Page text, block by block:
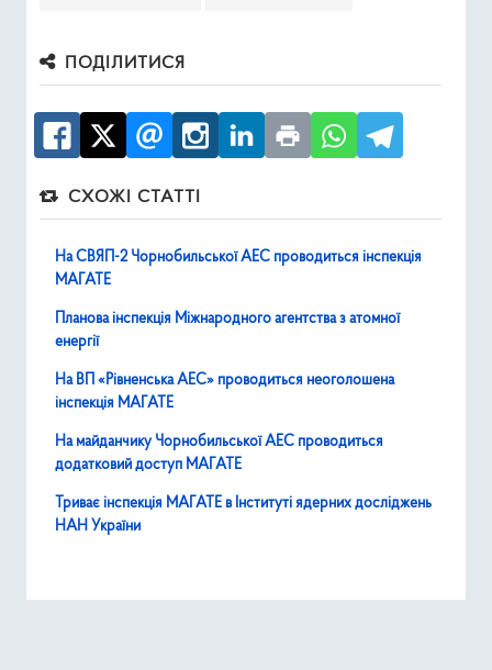
ПОДІЛИТИСЯ
СХОЖІ СТАТТІ
На СВЯП-2 Чорнобильської АЕС проводиться інспекція
МАГАТЕ
Планова інспекція Міжнародного агентства з атомної
енергії
На ВП «Рівненська АЕС» проводиться неоголошена
інспекція МАГАТЕ
На майданчику Чорнобильської АЕС проводиться
додатковий доступ МАГАТЕ
Триває інспекція МАГАТЕ в Інституті ядерних досліджень
НАН України